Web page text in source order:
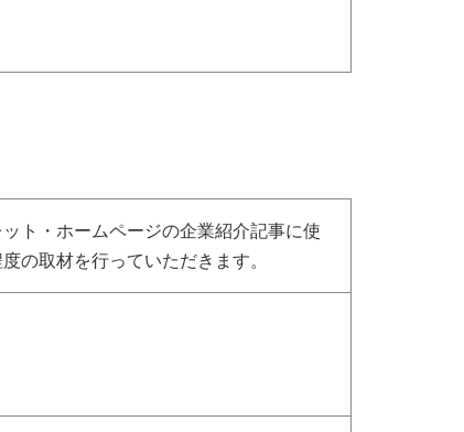
ト・ホームページの企業紹介記事に使
の取材を行っていただきます。